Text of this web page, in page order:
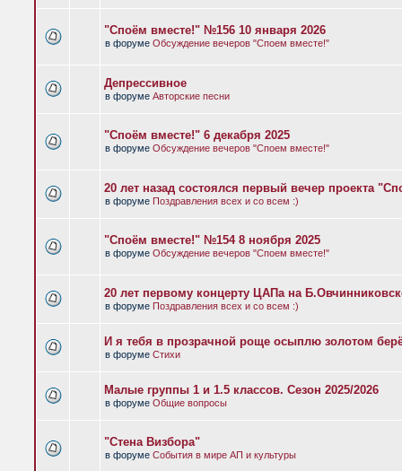
"Споём вместе!" №156 10 января 2026
в форуме Обсуждение вечеров "Споем вместе!"
Депрессивное
в форуме Авторские песни
"Споём вместе!" 6 декабря 2025
в форуме Обсуждение вечеров "Споем вместе!"
20 лет назад состоялся первый вечер проекта
в форуме Поздравления всех и со всем :)
"Споём вместе!" №154 8 ноября 2025
в форуме Обсуждение вечеров "Споем вместе!"
20 лет первому концерту ЦАПа на
в форуме Поздравления всех и со всем :)
И я тебя в прозрачной роще осыплю золотом
в форуме Стихи
Малые группы 1 и 1.5 классов. Сезон 2025/2026
в форуме Общие вопросы
"Стена Визбора"
в форуме События в мире АП и культуры